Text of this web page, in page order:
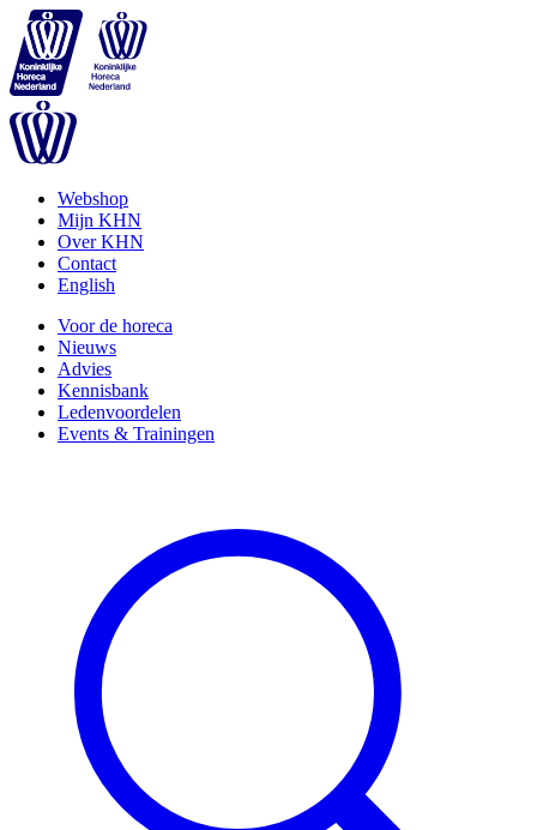
Webshop
Mijn KHN
Over KHN
Contact
English
Voor de horeca
Nieuws
Advies
Kennisbank
Ledenvoordelen
Events & Trainingen